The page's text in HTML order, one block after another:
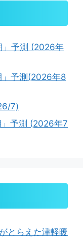
」予測 (2026年
」予測(2026年8
7)
予測 (2026年7
とらえた津軽暖